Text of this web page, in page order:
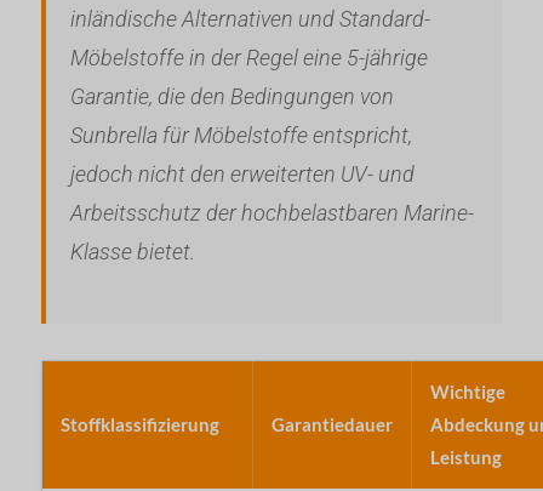
inländische Alternativen und Standard-
Möbelstoffe in der Regel eine 5-jährige
Garantie, die den Bedingungen von
Sunbrella für Möbelstoffe entspricht,
jedoch nicht den erweiterten UV- und
Arbeitsschutz der hochbelastbaren Marine-
Klasse bietet.
Stoffklassifizierung Garantiedauer
Wichtige
Abdeckung
Leistung